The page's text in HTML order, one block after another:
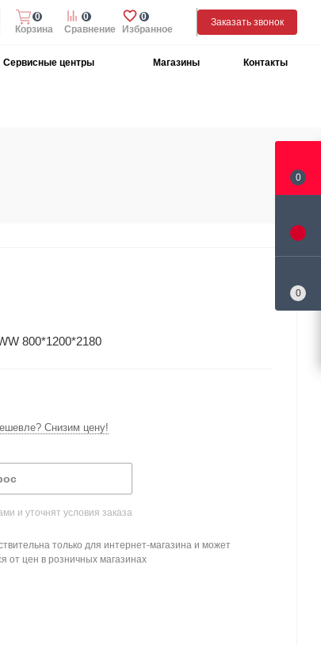
Избранное
0
Сравнение
0
Корзина
0
Заказать звонок
Сервисные центры Магазины Контакты
800*1200*2180
Снизим цену!
и уточнят условия заказа
только для интернет-магазина и может
от цен в розничных магазинах
0
0